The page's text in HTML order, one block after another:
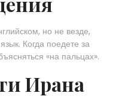
но не везде,
Когда поедете за
«на пальцах».
Ирана